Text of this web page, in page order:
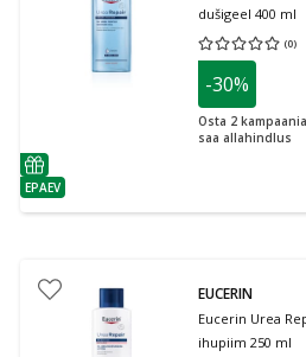
nõuanne
EPAEV
nõuanne
dušigeel 400 ml
(0)
Keskmine hinnang
-30%
Osta 2
saa allahindlus
EUCERIN
Eucerin Urea
ihupiim 250 ml